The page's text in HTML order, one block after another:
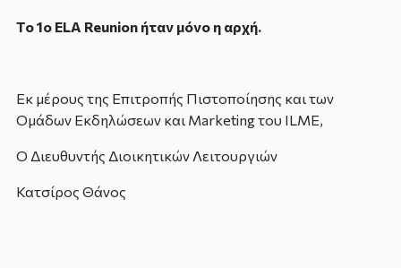
Το 1ο ELA Reunion ήταν μόνο η αρχή.
Εκ μέρους της Επιτροπής Πιστοποίησης και των
Ομάδων Εκδηλώσεων και Marketing του ILME,
Ο Διευθυντής Διοικητικών Λειτουργιών
Κατσίρος Θάνος